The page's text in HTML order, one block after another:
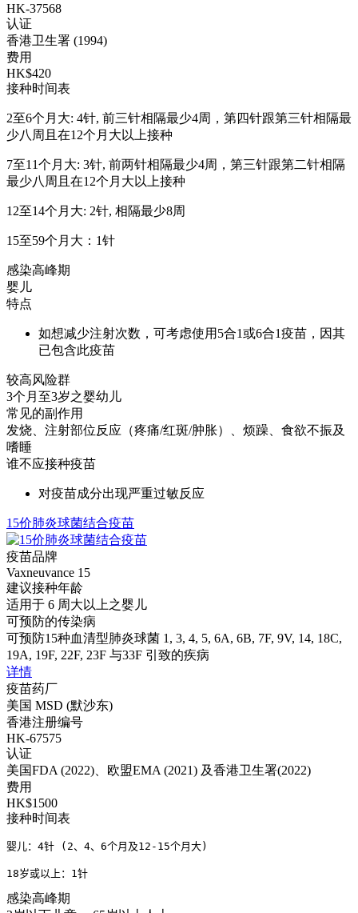
HK-37568
认证
香港卫生署 (1994)
费用
HK$420
接种时间表
2至6个月大: 4针, 前三针相隔最少4周，第四针跟第三针相隔最
少八周且在12个月大以上接种
7至11个月大: 3针, 前两针相隔最少4周，第三针跟第二针相隔
最少八周且在12个月大以上接种
12至14个月大: 2针, 相隔最少8周
15至59个月大：1针
感染高峰期
婴儿
特点
如想减少注射次数，可考虑使用5合1或6合1疫苗，因其
已包含此疫苗
较高风险群
3个月至3岁之婴幼儿
常见的副作用
发烧、注射部位反应（疼痛/红斑/肿胀）、烦躁、食欲不振及
嗜睡
谁不应接种疫苗
对疫苗成分出现严重过敏反应
15价肺炎球菌结合疫苗
疫苗品牌
Vaxneuvance 15
建议接种年龄
适用于 6 周大以上之婴儿
可预防的传染病
可预防15种血清型肺炎球菌 1, 3, 4, 5, 6A, 6B, 7F, 9V, 14, 18C,
19A, 19F, 22F, 23F 与33F 引致的疾病
详情
疫苗药厂
美国 MSD (默沙东)
香港注册编号
HK-67575
认证
美国FDA (2022)、欧盟EMA (2021) 及香港卫生署(2022)
费用
HK$1500
接种时间表
婴儿：4针 (2、4、6个月及12-15个月大)
18岁或以上：1针
感染高峰期